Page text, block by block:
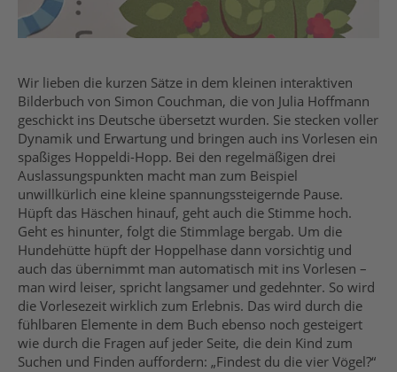
Wir lieben die kurzen Sätze in dem kleinen interaktiven
Bilderbuch von Simon Couchman, die von Julia Hoffmann
geschickt ins Deutsche übersetzt wurden. Sie stecken voller
Dynamik und Erwartung und bringen auch ins Vorlesen ein
spaßiges Hoppeldi-Hopp. Bei den regelmäßigen drei
Auslassungspunkten macht man zum Beispiel
unwillkürlich eine kleine spannungssteigernde Pause.
Hüpft das Häschen hinauf, geht auch die Stimme hoch.
Geht es hinunter, folgt die Stimmlage bergab. Um die
Hundehütte hüpft der Hoppelhase dann vorsichtig und
auch das übernimmt man automatisch mit ins Vorlesen –
man wird leiser, spricht langsamer und gedehnter. So wird
die Vorlesezeit wirklich zum Erlebnis. Das wird durch die
fühlbaren Elemente in dem Buch ebenso noch gesteigert
wie durch die Fragen auf jeder Seite, die dein Kind zum
Suchen und Finden auffordern: „Findest du die vier Vögel?“